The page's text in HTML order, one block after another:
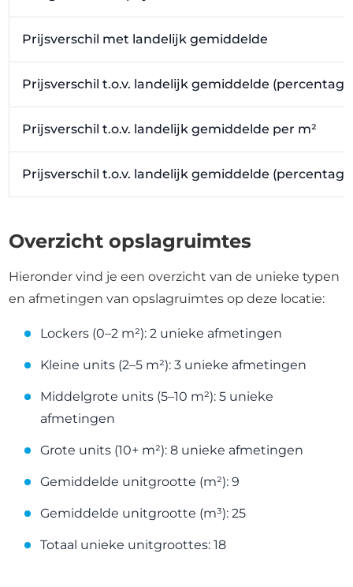
Prijsverschil met landelijk gemiddelde
Prijsverschil t.o.v. landelijk gemiddelde
Prijsverschil t.o.v. landelijk gemiddelde per m²
Prijsverschil t.o.v. landelijk gemiddelde
Overzicht opslagruimtes
Hieronder vind je een overzicht van de unieke typen
en afmetingen van opslagruimtes op deze locatie:
Lockers (0–2 m²): 2 unieke afmetingen
Kleine units (2–5 m²): 3 unieke afmetingen
Middelgrote units (5–10 m²): 5 unieke
afmetingen
Grote units (10+ m²): 8 unieke afmetingen
Gemiddelde unitgrootte (m²): 9
Gemiddelde unitgrootte (m³): 25
Totaal unieke unitgroottes: 18